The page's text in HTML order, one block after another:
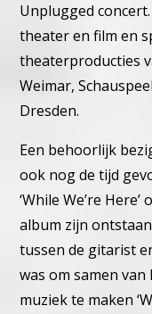
Unplugged
theater en film en
theaterproducties
Weimar,
Dresden.
Een behoorlijk
ook nog de tijd
‘While We’re
album zijn
tussen de gitarist
was om samen
muziek te maken